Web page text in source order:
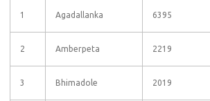
1 Agadallanka 6395
2 Amberpeta 2219
3 Bhimadole 2019